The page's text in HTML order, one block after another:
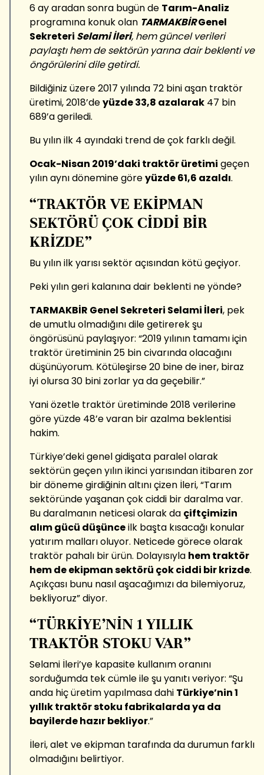
6 ay aradan sonra bugün de Tarım-Analiz
programına konuk olan TARMAKBİRGenel
Sekreteri Selami İleri, hem güncel verileri
paylaştı hem de sektörün yarına dair beklenti ve
öngörülerini dile getirdi.
Bildiğiniz üzere 2017 yılında 72 bini aşan traktör
üretimi, 2018’deyüzde 33,8 azalarak 47 bin
689’a geriledi.
Bu yılın ilk 4 ayındaki trend de çok farklı değil.
Ocak-Nisan 2019’daki traktör üretimi geçen
yılın aynı dönemine göreyüzde 61,6 azaldı.
“TRAKTÖR VE EKİPMAN
SEKTÖRÜ ÇOK CİDDİ BİR
KRİZDE”
Bu yılın ilk yarısı sektör açısından kötü geçiyor.
Peki yılın geri kalanına dair beklenti ne yönde?
TARMAKBİR Genel Sekreteri Selami İleri, pek
de umutlu olmadığını dile getirerek şu
öngörüsünü paylaşıyor: “2019 yılının tamamı için
traktör üretiminin 25 bin civarında olacağını
düşünüyorum. Kötüleşirse 20 bine de iner, biraz
iyi olursa 30 bini zorlar ya da geçebilir.”
Yani özetle traktör üretiminde 2018 verilerine
göre yüzde 48’e varan bir azalma beklentisi
hakim.
Türkiye’deki genel gidişata paralel olarak
sektörün geçen yılın ikinci yarısından itibaren zor
bir döneme girdiğinin altını çizen İleri, “Tarım
sektöründe yaşanan çok ciddi bir daralma var.
Bu daralmanın neticesi olarak da çiftçimizin
alım gücü düşünceilk başta kısacağı konular
yatırım malları oluyor. Neticede görece olarak
traktör pahalı bir ürün. Dolayısıyla hem traktör
hem de ekipman sektörü çok ciddi bir krizde.
Açıkçası bunu nasıl aşacağımızı da bilemiyoruz,
bekliyoruz” diyor.
“TÜRKİYE’NİN 1 YILLIK
TRAKTÖR STOKU VAR”
Selami İleri’ye kapasite kullanım oranını
sorduğumda tek cümle ile şu yanıtı veriyor: “Şu
anda hiç üretim yapılmasa dahi Türkiye’nin 1
yıllık traktör stoku fabrikalarda ya da
bayilerde hazır bekliyor.”
İleri, alet ve ekipman tarafında da durumun farklı
olmadığını belirtiyor.